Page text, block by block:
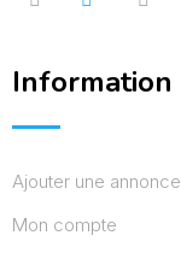
Information
Ajouter une annonce
Mon compte